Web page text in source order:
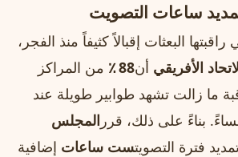
ساعات التصويت
البعثات إقبالاً كثيفاً منذ الفجر،
الأفريقي أن88 ٪
من المراكز
ما زالت تشهد طوابير طويلة عند
بناءً على ذلك، قرر المجلس
فترة التصويتست ساعات إضافية